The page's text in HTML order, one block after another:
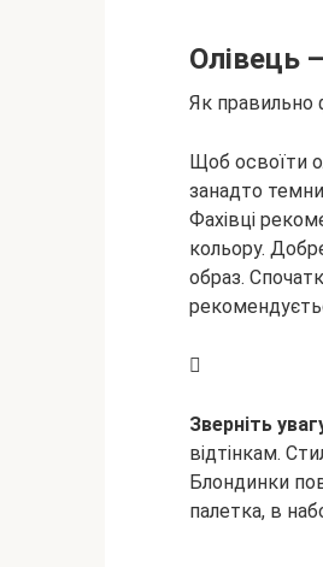
Олівець
Як правильно
Щоб освоїти
занадто
Фахівці
кольору.
образ.
Зверніть
відтінкам.
Блондинки
палетка, в